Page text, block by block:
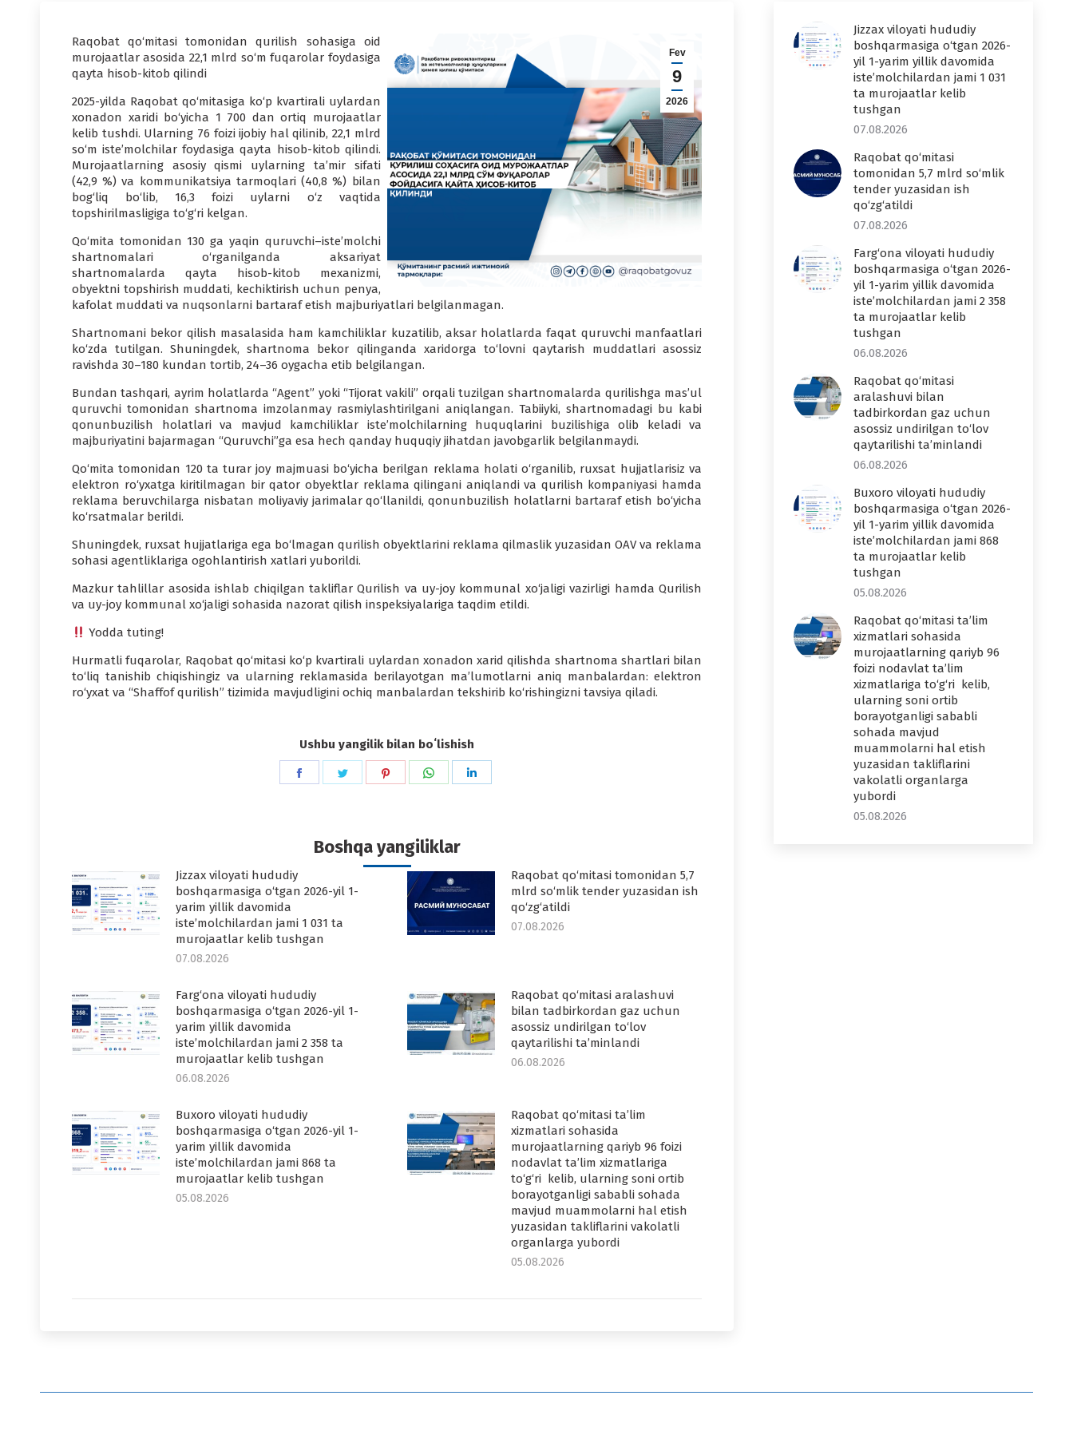
Fev
9
2026
Raqobat qo‘mitasi tomonidan qurilish sohasiga oid
murojaatlar asosida 22,1 mlrd so‘m fuqarolar foydasiga
qayta hisob-kitob qilindi
2025-yilda Raqobat qo‘mitasiga ko‘p kvartirali uylardan
xonadon xaridi bo‘yicha 1 700 dan ortiq murojaatlar
kelib tushdi. Ularning 76 foizi ijobiy hal qilinib, 22,1 mlrd
so‘m iste’molchilar foydasiga qayta hisob-kitob qilindi.
Murojaatlarning asosiy qismi uylarning ta’mir sifati
(42,9 %) va kommunikatsiya tarmoqlari (40,8 %) bilan
bog‘liq bo‘lib, 16,3 foizi uylarni o‘z vaqtida
topshirilmasligiga to‘g‘ri kelgan.
Qo‘mita tomonidan 130 ga yaqin quruvchi–iste’molchi
shartnomalari o‘rganilganda aksariyat
shartnomalarda qayta hisob-kitob mexanizmi,
obyektni topshirish muddati, kechiktirish uchun penya,
kafolat muddati va nuqsonlarni bartaraf etish majburiyatlari belgilanmagan.
Shartnomani bekor qilish masalasida ham kamchiliklar kuzatilib, aksar holatlarda faqat quruvchi manfaatlari
ko‘zda tutilgan. Shuningdek, shartnoma bekor qilinganda xaridorga to‘lovni qaytarish muddatlari asossiz
ravishda 30–180 kundan tortib, 24–36 oygacha etib belgilangan.
Bundan tashqari, ayrim holatlarda “Agent” yoki “Tijorat vakili” orqali tuzilgan shartnomalarda qurilishga mas’ul
quruvchi tomonidan shartnoma imzolanmay rasmiylashtirilgani aniqlangan. Tabiiyki, shartnomadagi bu kabi
qonunbuzilish holatlari va mavjud kamchiliklar iste’molchilarning huquqlarini buzilishiga olib keladi va
majburiyatini bajarmagan “Quruvchi”ga esa hech qanday huquqiy jihatdan javobgarlik belgilanmaydi.
Qo‘mita tomonidan 120 ta turar joy majmuasi bo‘yicha berilgan reklama holati o‘rganilib, ruxsat hujjatlarisiz va
elektron ro‘yxatga kiritilmagan bir qator obyektlar reklama qilingani aniqlandi va qurilish kompaniyasi hamda
reklama beruvchilarga nisbatan moliyaviy jarimalar qo‘llanildi, qonunbuzilish holatlarni bartaraf etish bo‘yicha
ko‘rsatmalar berildi.
Shuningdek, ruxsat hujjatlariga ega bo‘lmagan qurilish obyektlarini reklama qilmaslik yuzasidan OAV va reklama
sohasi agentliklariga ogohlantirish xatlari yuborildi.
Mazkur tahlillar asosida ishlab chiqilgan takliflar Qurilish va uy-joy kommunal xo‘jaligi vazirligi hamda Qurilish
va uy-joy kommunal xo‘jaligi sohasida nazorat qilish inspeksiyalariga taqdim etildi.
Yodda tuting!
Hurmatli fuqarolar, Raqobat qo‘mitasi ko‘p kvartirali uylardan xonadon xarid qilishda shartnoma shartlari bilan
to‘liq tanishib chiqishingiz va ularning reklamasida berilayotgan ma’lumotlarni aniq manbalardan: elektron
ro‘yxat va “Shaffof qurilish” tizimida mavjudligini ochiq manbalardan tekshirib ko‘rishingizni tavsiya qiladi.
Ushbu yangilik bilan boʻlishish
Share
Share
Share
Share
Boshqa yangiliklar
Jizzax viloyati hududiy
boshqarmasiga o‘tgan 2026-yil 1-
yarim yillik davomida
iste’molchilardan jami 1 031 ta
murojaatlar kelib tushgan
07.08.2026
Raqobat qo‘mitasi tomonidan 5,7
mlrd so‘mlik tender yuzasidan ish
qo‘zg‘atildi
07.08.2026
Farg‘ona viloyati hududiy
boshqarmasiga o‘tgan 2026-yil 1-
yarim yillik davomida
iste’molchilardan jami 2 358 ta
murojaatlar kelib tushgan
06.08.2026
Raqobat qo‘mitasi aralashuvi
bilan tadbirkordan gaz uchun
asossiz undirilgan to‘lov
qaytarilishi ta’minlandi
06.08.2026
Buxoro viloyati hududiy
boshqarmasiga o‘tgan 2026-yil 1-
yarim yillik davomida
iste’molchilardan jami 868 ta
murojaatlar kelib tushgan
05.08.2026
Raqobat qo‘mitasi ta’lim
xizmatlari sohasida
murojaatlarning qariyb 96 foizi
nodavlat ta’lim xizmatlariga
to‘g‘ri kelib, ularning soni ortib
borayotganligi sababli sohada
mavjud muammolarni hal etish
yuzasidan takliflarini vakolatli
organlarga yubordi
05.08.2026
Jizzax viloyati hududiy
boshqarmasiga o‘tgan 2026-
yil 1-yarim yillik davomida
iste’molchilardan jami 1 031
ta murojaatlar kelib
tushgan
07.08.2026
Raqobat qo‘mitasi
tomonidan 5,7 mlrd so‘mlik
tender yuzasidan ish
qo‘zg‘atildi
07.08.2026
Farg‘ona viloyati hududiy
boshqarmasiga o‘tgan 2026-
yil 1-yarim yillik davomida
iste’molchilardan jami 2 358
ta murojaatlar kelib
tushgan
06.08.2026
Raqobat qo‘mitasi
aralashuvi bilan
tadbirkordan gaz uchun
asossiz undirilgan to‘lov
qaytarilishi ta’minlandi
06.08.2026
Buxoro viloyati hududiy
boshqarmasiga o‘tgan 2026-
yil 1-yarim yillik davomida
iste’molchilardan jami 868
ta murojaatlar kelib
tushgan
05.08.2026
Raqobat qo‘mitasi ta’lim
xizmatlari sohasida
murojaatlarning qariyb 96
foizi nodavlat ta’lim
xizmatlariga to‘g‘ri kelib,
ularning soni ortib
borayotganligi sababli
sohada mavjud
muammolarni hal etish
yuzasidan takliflarini
vakolatli organlarga
yubordi
05.08.2026